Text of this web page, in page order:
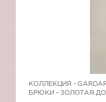
КОЛЛЕКЦИЯ -
БРЮКИ - ЗОЛОТАЯ